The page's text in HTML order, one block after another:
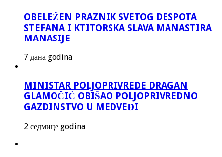
OBELEŽEN PRAZNIK SVETOG DESPOTA
STEFANA I KTITORSKA SLAVA MANASTIRA
MANASIJE
7 дана godina
MINISTAR POLJOPRIVREDE DRAGAN
GLAMOČIĆ OBIŠAO POLJOPRIVREDNO
GAZDINSTVO U MEDVEĐI
2 седмице godina